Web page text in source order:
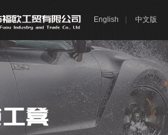
English 中文版